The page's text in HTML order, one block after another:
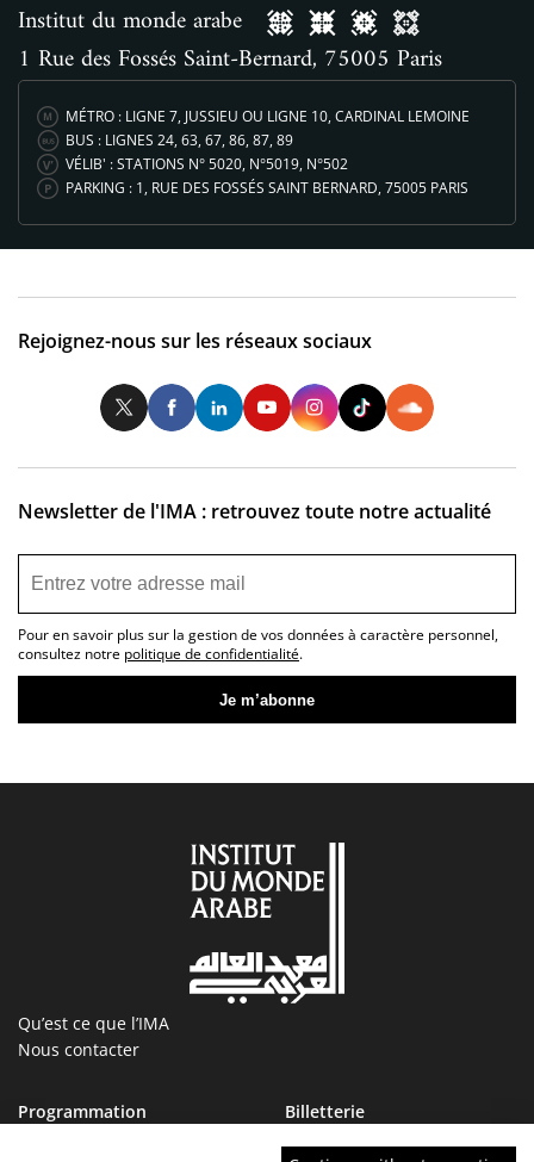
Institut du monde arabe
1 Rue des Fossés Saint-Bernard, 75005 Paris
MÉTRO : LIGNE 7, JUSSIEU OU LIGNE 10, CARDINAL LEMOINE
BUS : LIGNES 24, 63, 67, 86, 87, 89
VÉLIB' : STATIONS N° 5020, N°5019, N°502
PARKING : 1, RUE DES FOSSÉS SAINT BERNARD, 75005 PARIS
Rejoignez-nous sur les réseaux sociaux
TwitterFacebookLinkedInYoutubeInstagram
Newsletter de l'IMA : retrouvez toute notre actualité
Pour en savoir plus sur la gestion de vos données à caractère personnel,
consultez notre politique de confidentialité.
Qu’est ce que l’IMA
Nous contacter
Programmation
Billetterie